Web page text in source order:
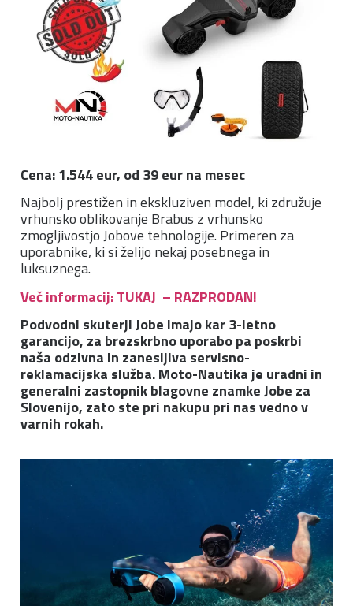
Cena: 1.544 eur, od 39 eur na mesec
Najbolj prestižen in ekskluziven model, ki združuje
vrhunsko oblikovanje Brabus z vrhunsko
zmogljivostjo Jobove tehnologije. Primeren za
uporabnike, ki si želijo nekaj posebnega in
luksuznega.
Več informacij: TUKAJ – RAZPRODAN!
Podvodni skuterji Jobe imajo kar 3-letno
garancijo, za brezskrbno uporabo pa poskrbi
naša odzivna in zanesljiva servisno-
reklamacijska služba. Moto-Nautika je uradni in
generalni zastopnik blagovne znamke Jobe za
Slovenijo, zato ste pri nakupu pri nas vedno v
varnih rokah.